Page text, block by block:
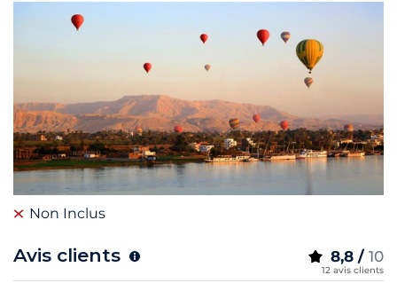
Non Inclus
Avis clients 8,8 / 10
12 avis clients